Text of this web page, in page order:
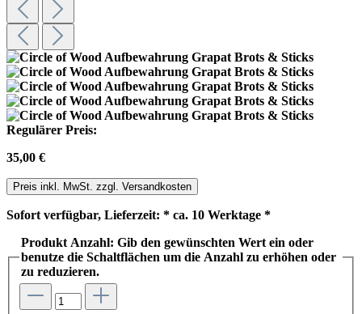
Regulärer Preis:
35,00 €
Preis inkl. MwSt. zzgl. Versandkosten
Sofort verfügbar, Lieferzeit: * ca. 10 Werktage *
Produkt Anzahl: Gib den gewünschten Wert ein oder
benutze die Schaltflächen um die Anzahl zu erhöhen oder
zu reduzieren.